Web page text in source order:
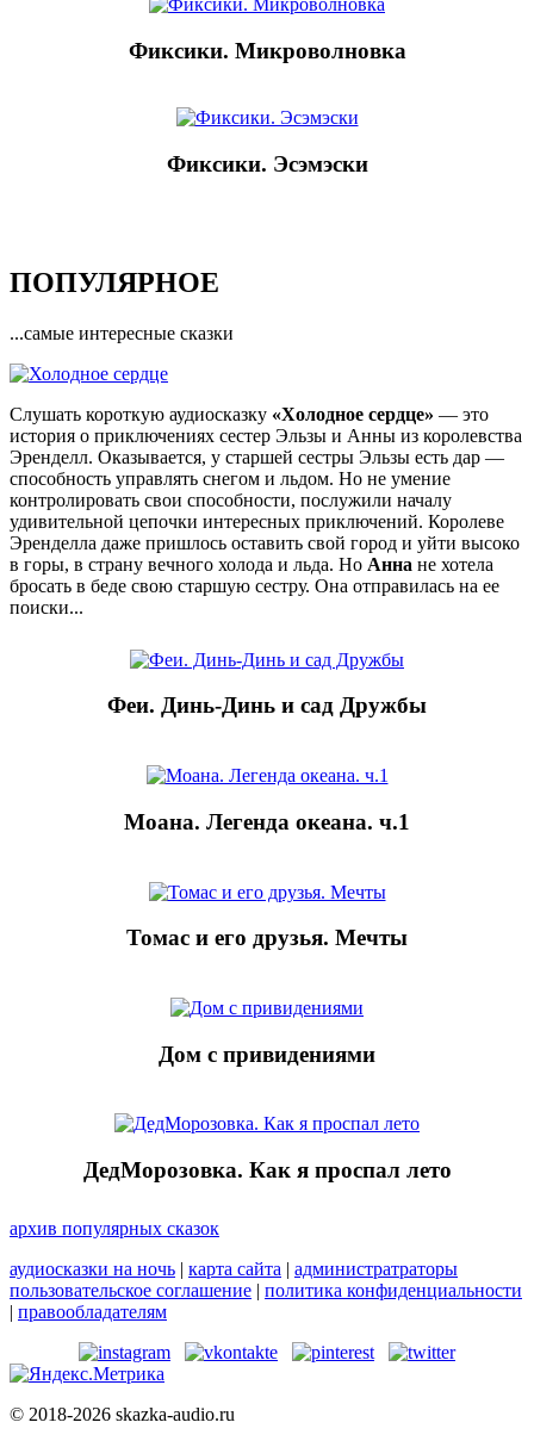
Фиксики. Микроволновка
Фиксики. Эсэмэски
ПОПУЛЯРНОЕ
...самые интересные сказки
Слушать короткую аудиосказку «Холодное сердце» — это
история о приключениях сестер Эльзы и Анны из королевства
Эренделл. Оказывается, у старшей сестры Эльзы есть дар —
способность управлять снегом и льдом. Но не умение
контролировать свои способности, послужили началу
удивительной цепочки интересных приключений. Королеве
Эренделла даже пришлось оставить свой город и уйти высоко
в горы, в страну вечного холода и льда. Но Анна не хотела
бросать в беде свою старшую сестру. Она отправилась на ее
поиски...
Феи. Динь-Динь и сад Дружбы
Моана. Легенда океана. ч.1
Томас и его друзья. Мечты
Дом с привидениями
ДедМорозовка. Как я проспал лето
архив популярных сказок
аудиосказки на ночь | карта сайта | администратраторы
пользовательское соглашение | политика конфиденциальности
| правообладателям
© 2018-2026 skazka-audio.ru